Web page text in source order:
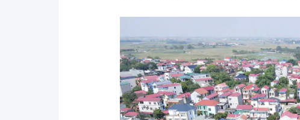
Lao động - Công đoàn
Showbiz
Điện ảnh
Âm nhạc
Thời sự Quốc tế
Đi ++
Du lịch